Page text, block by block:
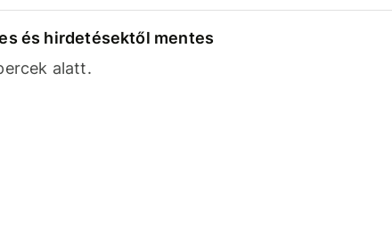
és hirdetésektől mentes
alatt.